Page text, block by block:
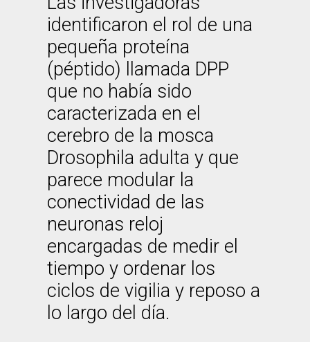
identificaron el rol de una
pequeña proteína
(péptido) llamada DPP
que no había sido
caracterizada en el
cerebro de la mosca
Drosophila adulta y que
parece modular la
conectividad de las
neuronas reloj
encargadas de medir el
tiempo y ordenar los
ciclos de vigilia y reposo a
lo largo del día.